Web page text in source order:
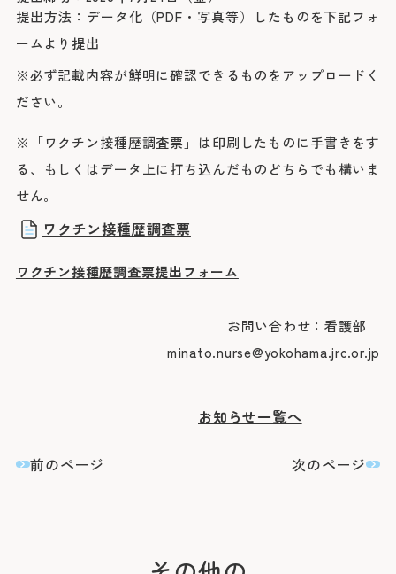
提出方法：データ化（PDF・写真等）したものを下記フォ
ームより提出
※必ず記載内容が鮮明に確認できるものをアップロードく
ださい。
※「ワクチン接種歴調査票」は印刷したものに手書きをす
る、もしくはデータ上に打ち込んだものどちらでも構いま
せん。
ワクチン接種歴調査票
ワクチン接種歴調査票提出フォーム
お問い合わせ：看護部
minato.nurse@yokohama.jrc.or.jp
前のページ
お知らせ一覧へ
次のページ